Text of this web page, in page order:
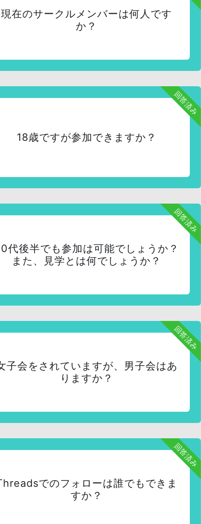
現在のサークルメンバーは何人です
か？
回答済み
18歳ですが参加できますか？
回答済み
代後半でも参加は可能でしょうか？
また、見学とは何でしょうか？
回答済み
子会をされていますが、男子会はあ
りますか？
回答済み
でのフォローは誰でもできま
すか？